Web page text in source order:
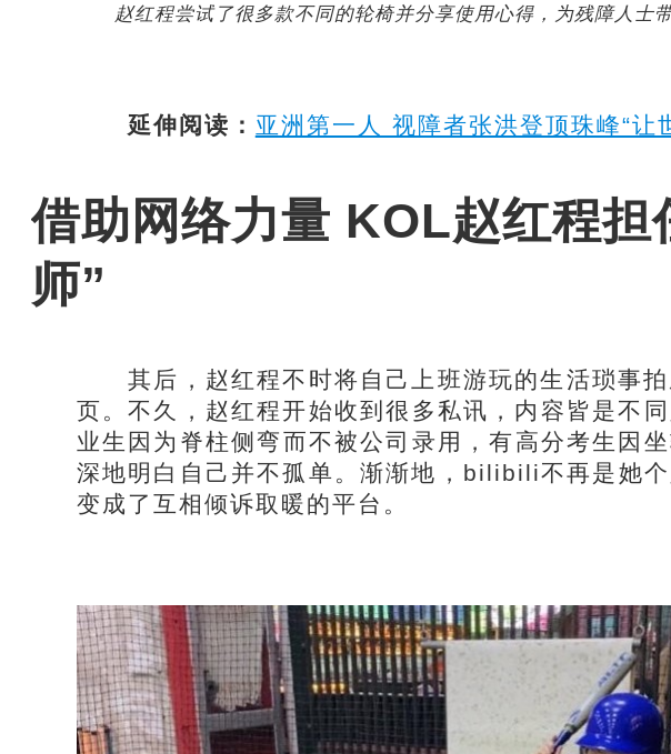
赵红程尝试了很多款不同的轮椅并分享使用心得，为残障人士
延伸阅读： 亚洲第一人 视障者张洪登顶珠峰“让
借助网络力量 KOL赵红程担
师”
其后，赵红程不时将自己上班游玩的生活琐事
页。不久，赵红程开始收到很多私讯，内容皆是不
业生因为脊柱侧弯而不被公司录用，有高分考生因
深地明白自己并不孤单。渐渐地，bilibili不再是她
变成了互相倾诉取暖的平台。